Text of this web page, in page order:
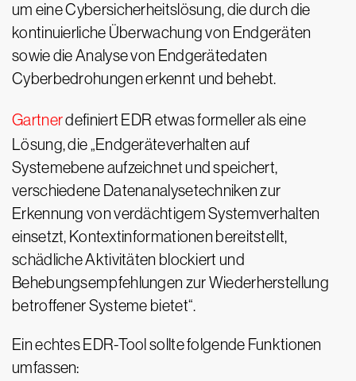
um eine Cybersicherheitslösung, die durch die
kontinuierliche Überwachung von Endgeräten
sowie die Analyse von Endgerätedaten
Cyberbedrohungen erkennt und behebt.
Gartnerdefiniert EDR etwas formeller als eine
Lösung, die „Endgeräteverhalten auf
Systemebene aufzeichnet und speichert,
verschiedene Datenanalysetechniken zur
Erkennung von verdächtigem Systemverhalten
einsetzt, Kontextinformationen bereitstellt,
schädliche Aktivitäten blockiert und
Behebungsempfehlungen zur Wiederherstellung
betroffener Systeme bietet“.
Ein echtes EDR-Tool sollte folgende Funktionen
umfassen: